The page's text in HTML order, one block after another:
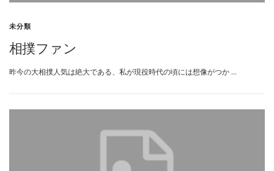
未分類
相撲ファン
昨今の大相撲人気は絶大である、私が現役時代の頃には想像がつか …